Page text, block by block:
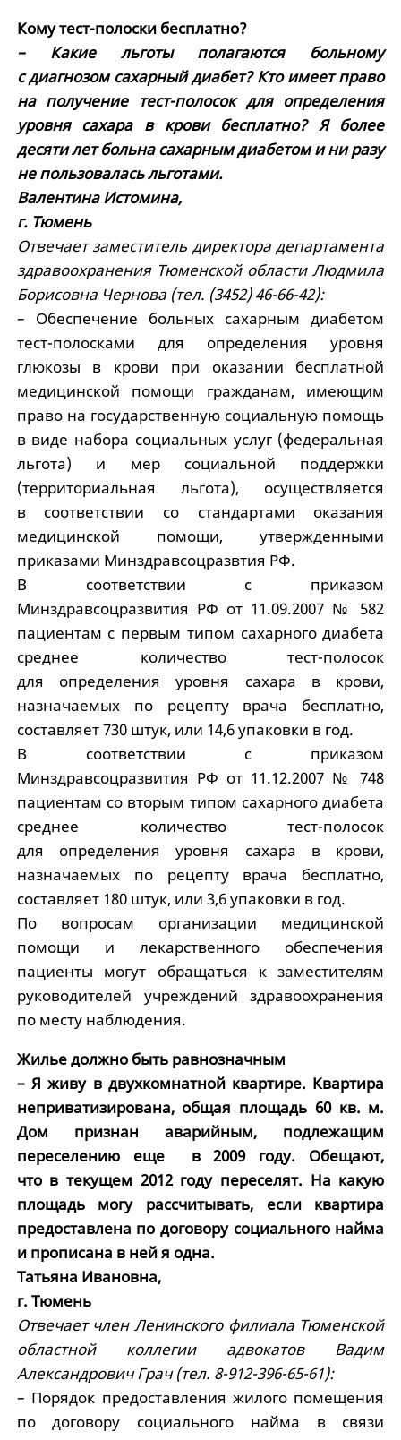
Кому тест-полоски бесплатно?
– Какие льготы полагаются больному
с диагнозом сахарный диабет? Кто имеет право
на получение тест-полосок для определения
уровня сахара в крови бесплатно? Я более
десяти лет больна сахарным диабетом и ни разу
не пользовалась льготами.
Валентина Истомина,
г. Тюмень
Отвечает заместитель директора департамента
здравоохранения Тюменской области Людмила
Борисовна Чернова (тел. (3452) 46-66-42):
– Обеспечение больных сахарным диабетом
тест-полосками для определения уровня
глюкозы в крови при оказании бесплатной
медицинской помощи гражданам, имеющим
право на государственную социальную помощь
в виде набора социальных услуг (федеральная
льгота) и мер социальной поддержки
(территориальная льгота), осуществляется
в соответствии со стандартами оказания
медицинской помощи, утвержденными
приказами Минздравсоцразвтия РФ.
В соответствии с приказом
Минздравсоцразвития РФ от 11.09.2007 № 582
пациентам с первым типом сахарного диабета
среднее количество тест-полосок
для определения уровня сахара в крови,
назначаемых по рецепту врача бесплатно,
составляет 730 штук, или 14,6 упаковки в год.
В соответствии с приказом
Минздравсоцразвития РФ от 11.12.2007 № 748
пациентам со вторым типом сахарного диабета
среднее количество тест-полосок
для определения уровня сахара в крови,
назначаемых по рецепту врача бесплатно,
составляет 180 штук, или 3,6 упаковки в год.
По вопросам организации медицинской
помощи и лекарственного обеспечения
пациенты могут обращаться к заместителям
руководителей учреждений здравоохранения
по месту наблюдения.
Жилье должно быть равнозначным
– Я живу в двухкомнатной квартире. Квартира
неприватизирована, общая площадь 60 кв. м.
Дом признан аварийным, подлежащим
переселению еще в 2009 году. Обещают,
что в текущем 2012 году переселят. На какую
площадь могу рассчитывать, если квартира
предоставлена по договору социального найма
и прописана в ней я одна.
Татьяна Ивановна,
г. Тюмень
Отвечает член Ленинского филиала Тюменской
областной коллегии адвокатов Вадим
Александрович Грач (тел. 8-912-396-65-61):
– Порядок предоставления жилого помещения
по договору социального найма в связи